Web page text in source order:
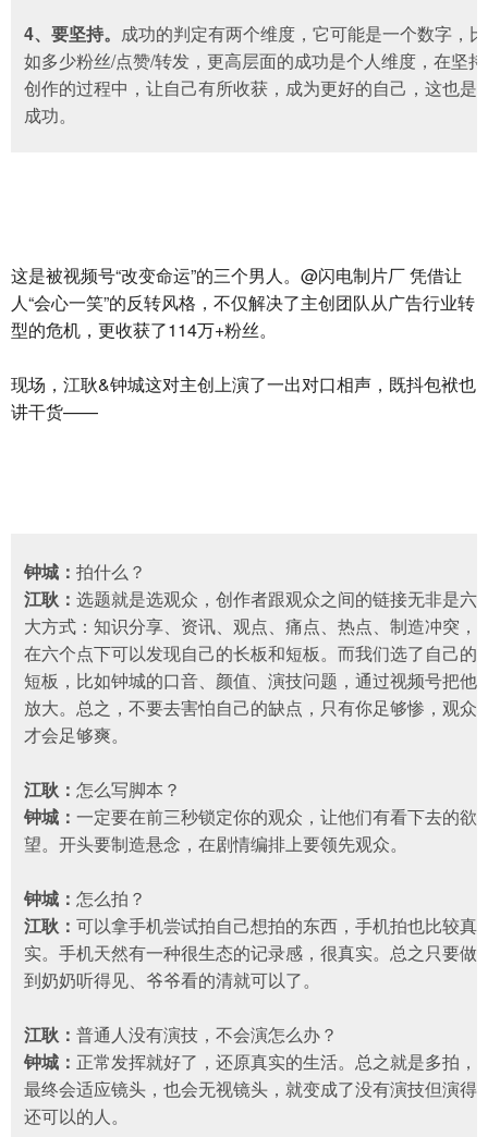
4、要坚持。 成功的判定有两个维度，它可能是一个数字，比
如多少粉丝/点赞/转发，更高层面的成功是个人维度，在坚持
创作的过程中，让自己有所收获，成为更好的自己，这也是
成功。
这是被视频号“改变命运”的三个男人。@闪电制片厂 凭借让
人“会心一笑”的反转风格，不仅解决了主创团队从广告行业转
型的危机，更收获了114万+粉丝。
现场，江耿&钟城这对主创上演了一出对口相声，既抖包袱也
讲干货——
钟城： 拍什么？
江耿： 选题就是选观众，创作者跟观众之间的链接无非是六
大方式：知识分享、资讯、观点、痛点、热点、制造冲突，
在六个点下可以发现自己的长板和短板。而我们选了自己的
短板，比如钟城的口音、颜值、演技问题，通过视频号把他
放大。总之，不要去害怕自己的缺点，只有你足够惨，观众
才会足够爽。
江耿： 怎么写脚本？
钟城： 一定要在前三秒锁定你的观众，让他们有看下去的欲
望。开头要制造悬念，在剧情编排上要领先观众。
钟城： 怎么拍？
江耿： 可以拿手机尝试拍自己想拍的东西，手机拍也比较真
实。手机天然有一种很生态的记录感，很真实。总之只要做
到奶奶听得见、爷爷看的清就可以了。
江耿： 普通人没有演技，不会演怎么办？
钟城： 正常发挥就好了，还原真实的生活。总之就是多拍，
最终会适应镜头，也会无视镜头，就变成了没有演技但演得
还可以的人。